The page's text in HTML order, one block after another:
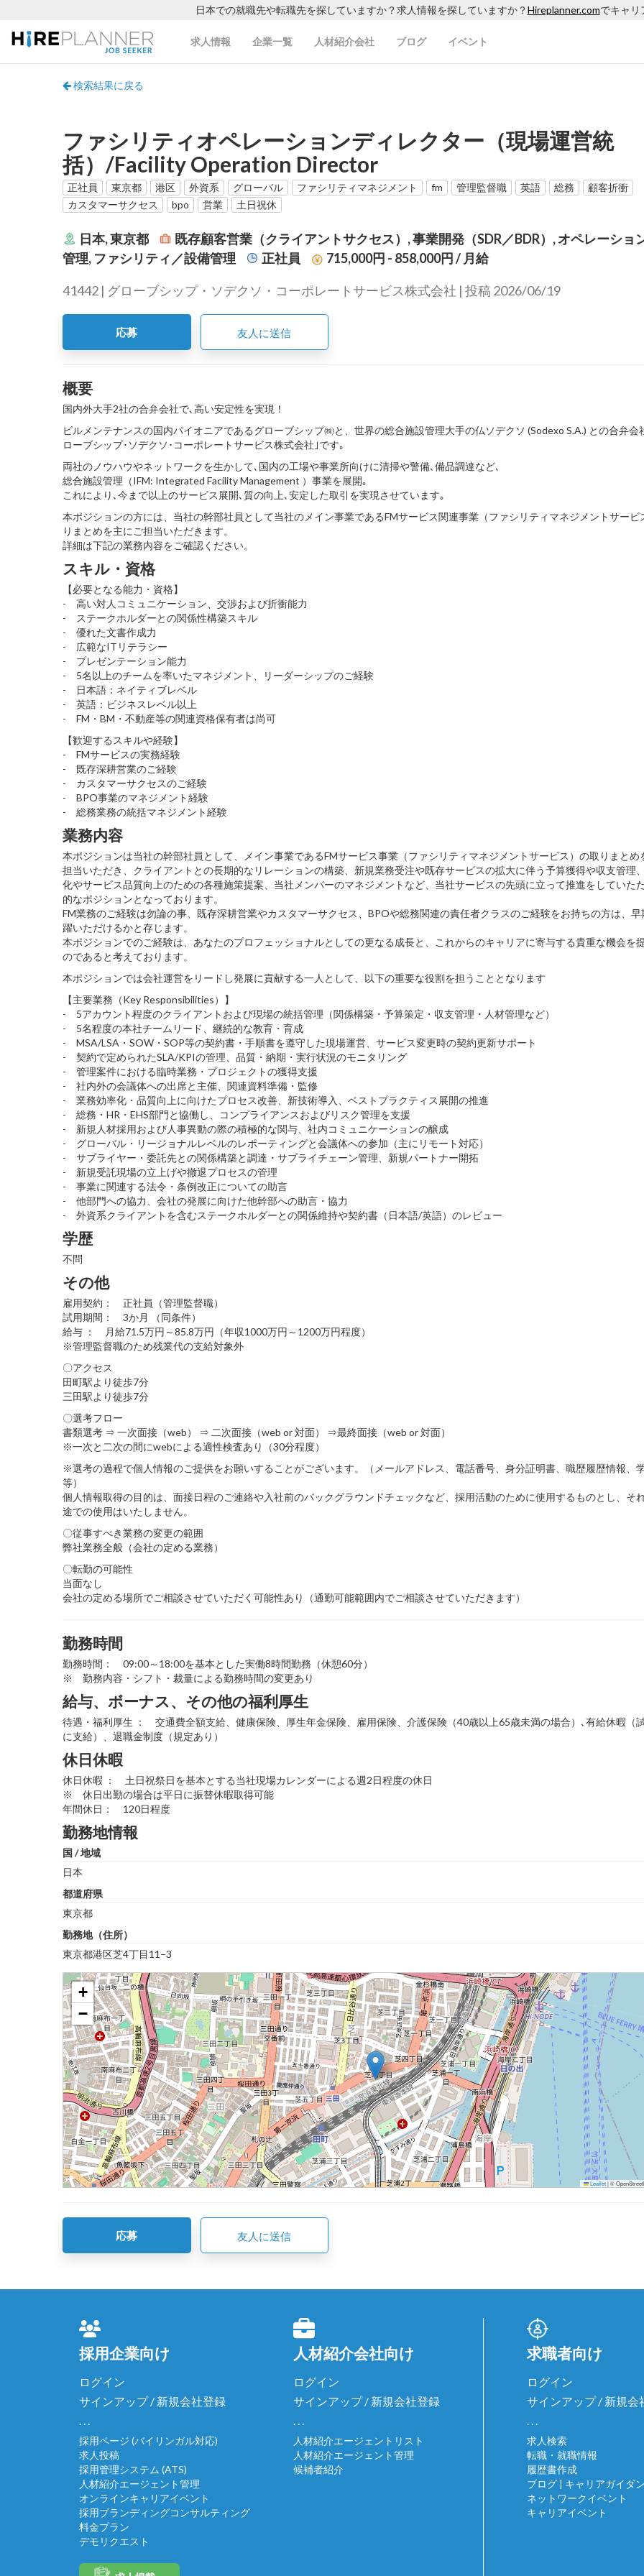
日本での就職先や転職先を探していますか？求人情報を探していますか？Hireplanner.comでキャリ
求人情報 企業一覧 人材紹介会社 ブログ イベント
検索結果に戻る
ファシリティオペレーションディレクター（現場運営統
括）/Facility Operation Director
正社員 東京都 港区 外資系 グローバル ファシリティマネジメント fm 管理監督職 英語 総務
顧客折衝
カスタマーサクセス
bpo 営業 土日祝休
日本, 東京都
既存顧客営業（クライアントサクセス）, 事業開発（SDR／BDR）, オペレーショ
管理, ファシリティ／設備管理
正社員 715,000円 - 858,000円/ 月給
41442 | グローブシップ・ソデクソ・コーポレートサービス株式会社 | 投稿 2026/06/19
応募 友人に送信
概要
国内外大手2社の合弁会社で､高い安定性を実現！
ビルメンテナンスの国内パイオニアであるグローブシップ㈱と、世界の総合施設管理大手の仏ソデクソ (Sodexo S.A.) との合弁会
ローブシップ･ソデクソ･コーポレートサービス株式会社｣です｡
両社のノウハウやネットワークを生かして､国内の工場や事業所向けに清掃や警備､備品調達など､
総合施設管理（IFM: Integrated Facility Management ）事業を展開｡
これにより､今まで以上のサービス展開､質の向上､安定した取引を実現させています｡
本ポジションの方には、当社の幹部社員として当社のメイン事業であるFMサービス関連事業（ファシリティマネジメントサービ
りまとめを主にご担当いただきます。
詳細は下記の業務内容をご確認ください。
スキル・資格
【必要となる能力・資格】
- 高い対人コミュニケーション、交渉および折衝能力
- ステークホルダーとの関係性構築スキル
- 優れた文書作成力
- 広範なITリテラシー
- プレゼンテーション能力
- 5名以上のチームを率いたマネジメント、リーダーシップのご経験
- 日本語：ネイティブレベル
- 英語：ビジネスレベル以上
- FM・BM・不動産等の関連資格保有者は尚可
【歓迎するスキルや経験】
- FMサービスの実務経験
- 既存深耕営業のご経験
- カスタマーサクセスのご経験
- BPO事業のマネジメント経験
- 総務業務の統括マネジメント経験
業務内容
本ポジションは当社の幹部社員として、メイン事業であるFMサービス事業（ファシリティマネジメントサービス）の取りまとめ
担当いただき、クライアントとの長期的なリレーションの構築、新規業務受注や既存サービスの拡大に伴う予算獲得や収支管理
化やサービス品質向上のための各種施策提案、当社メンバーのマネジメントなど、当社サービスの先頭に立って推進をしていた
的なポジションとなっております。
FM業務のご経験は勿論の事、既存深耕営業やカスタマーサクセス、BPOや総務関連の責任者クラスのご経験をお持ちの方は、早
躍いただけるかと存じます。
本ポジションでのご経験は、あなたのプロフェッショナルとしての更なる成長と、これからのキャリアに寄与する貴重な機会を
のであると考えております。
本ポジションでは会社運営をリードし発展に貢献する一人として、以下の重要な役割を担うこととなります
【主要業務（Key Responsibilities）】
- 5アカウント程度のクライアントおよび現場の統括管理（関係構築・予算策定・収支管理・人材管理など）
- 5名程度の本社チームリード、継続的な教育・育成
- MSA/LSA・SOW・SOP等の契約書・手順書を遵守した現場運営、サービス変更時の契約更新サポート
- 契約で定められたSLA/KPIの管理、品質・納期・実行状況のモニタリング
- 管理案件における臨時業務・プロジェクトの獲得支援
- 社内外の会議体への出席と主催、関連資料準備・監修
- 業務効率化・品質向上に向けたプロセス改善、新技術導入、ベストプラクティス展開の推進
- 総務・HR・EHS部門と協働し、コンプライアンスおよびリスク管理を支援
- 新規人材採用および人事異動の際の積極的な関与、社内コミュニケーションの醸成
- グローバル・リージョナルレベルのレポーティングと会議体への参加（主にリモート対応）
- サプライヤー・委託先との関係構築と調達・サプライチェーン管理、新規パートナー開拓
- 新規受託現場の立上げや撤退プロセスの管理
- 事業に関連する法令・条例改正についての助言
- 他部門への協力、会社の発展に向けた他幹部への助言・協力
- 外資系クライアントを含むステークホルダーとの関係維持や契約書（日本語/英語）のレビュー
学歴
不問
その他
雇用契約： 正社員（管理監督職）
試用期間： 3か月 （同条件）
給与 ： 月給71.5万円～85.8万円（年収1000万円～1200万円程度）
※管理監督職のため残業代の支給対象外
〇アクセス
田町駅より徒歩7分
三田駅より徒歩7分
〇選考フロー
書類選考 ⇒ 一次面接（web） ⇒ 二次面接（web or 対面） ⇒最終面接（web or 対面）
※一次と二次の間にwebによる適性検査あり（30分程度）
※選考の過程で個人情報のご提供をお願いすることがございます。（メールアドレス、電話番号、身分証明書、職歴履歴情報、
等）
個人情報取得の目的は、面接日程のご連絡や入社前のバックグラウンドチェックなど、採用活動のために使用するものとし、そ
途での使用はいたしません。
〇従事すべき業務の変更の範囲
弊社業務全般（会社の定める業務）
〇転勤の可能性
当面なし
会社の定める場所でご相談させていただく可能性あり（通勤可能範囲内でご相談させていただきます）
勤務時間
勤務時間： 09:00～18:00を基本とした実働8時間勤務（休憩60分）
※ 勤務内容・シフト・裁量による勤務時間の変更あり
給与、ボーナス、その他の福利厚生
待遇・福利厚生 ： 交通費全額支給、健康保険、厚生年金保険、雇用保険、介護保険（40歳以上65歳未満の場合）､有給休暇（
に支給）、退職金制度（規定あり）
休日休暇
休日休暇 ： 土日祝祭日を基本とする当社現場カレンダーによる週2日程度の休日
※ 休日出勤の場合は平日に振替休暇取得可能
年間休日： 120日程度
勤務地情報
国 / 地域
日本
都道府県
東京都
勤務地（住所）
東京都港区芝4丁目11−3
+
−
Leaflet|©
応募 友人に送信
採用企業向け
ログイン
サインアップ / 新規会社登録
採用ページ (バイリンガル対応)
求人投稿
採用管理システム (ATS)
人材紹介エージェント管理
オンラインキャリアイベント
採用ブランディングコンサルティング
料金プラン
デモリクエスト
人材紹介会社向け
ログイン
サインアップ / 新規会社登録
人材紹介エージェントリスト
人材紹介エージェント管理
候補者紹介
求職者向け
ログイン
サインアップ / 新規会
求人検索
転職・就職情報
履歴書作成
ブログ | キャリアガイダ
ネットワークイベント
キャリアイベント